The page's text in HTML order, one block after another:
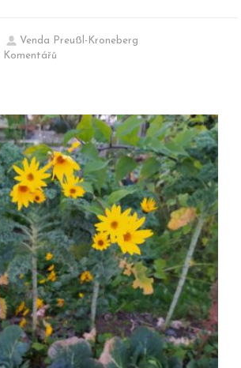
Venda Preußl-Kroneberg
Komentářů